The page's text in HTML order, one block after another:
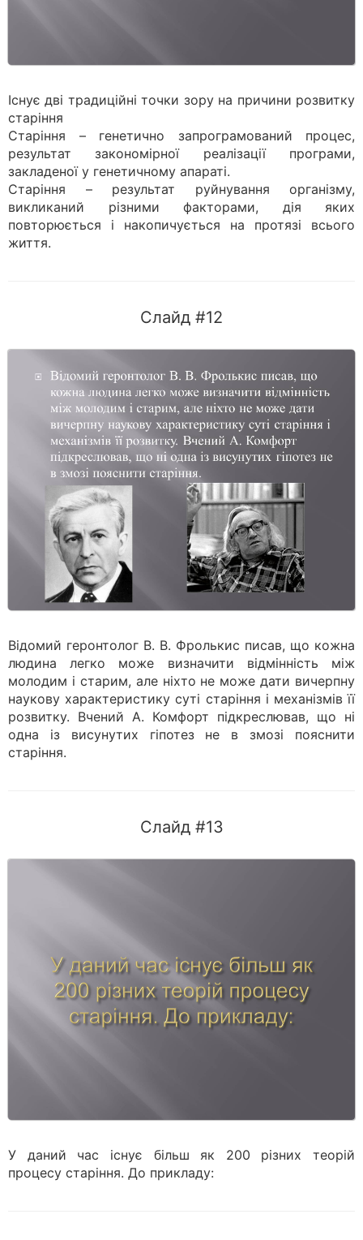
Існує дві традиційні точки зору на причини розвитку
старіння
Старіння – генетично запрограмований процес,
результат закономірної реалізації програми,
закладеної у генетичному апараті.
Старіння – результат руйнування організму,
викликаний різними факторами, дія яких
повторюється і накопичується на протязі всього
життя.
Слайд #12
Відомий геронтолог В. В. Фролькис писав, що кожна
людина легко може визначити відмінність між
молодим і старим, але ніхто не може дати вичерпну
наукову характеристику суті старіння і механізмів її
розвитку. Вчений А. Комфорт підкреслював, що ні
одна із висунутих гіпотез не в змозі пояснити
старіння.
Слайд #13
У даний час існує більш як 200 різних теорій
процесу старіння. До прикладу: